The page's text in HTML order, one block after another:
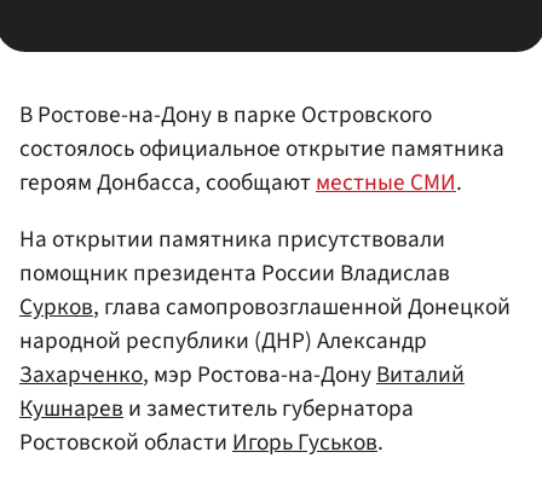
В Ростове-на-Дону в парке Островского
состоялось официальное открытие памятника
героям Донбасса, сообщаютместные СМИ.
На открытии памятника присутствовали
помощник президента России Владислав
Сурков, глава самопровозглашенной Донецкой
народной республики (ДНР) Александр
Захарченко, мэр Ростова-на-ДонуВиталий
Кушнареви заместитель губернатора
Ростовской областиИгорь Гуськов.